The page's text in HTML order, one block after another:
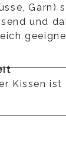
Garn)
und
Kissen